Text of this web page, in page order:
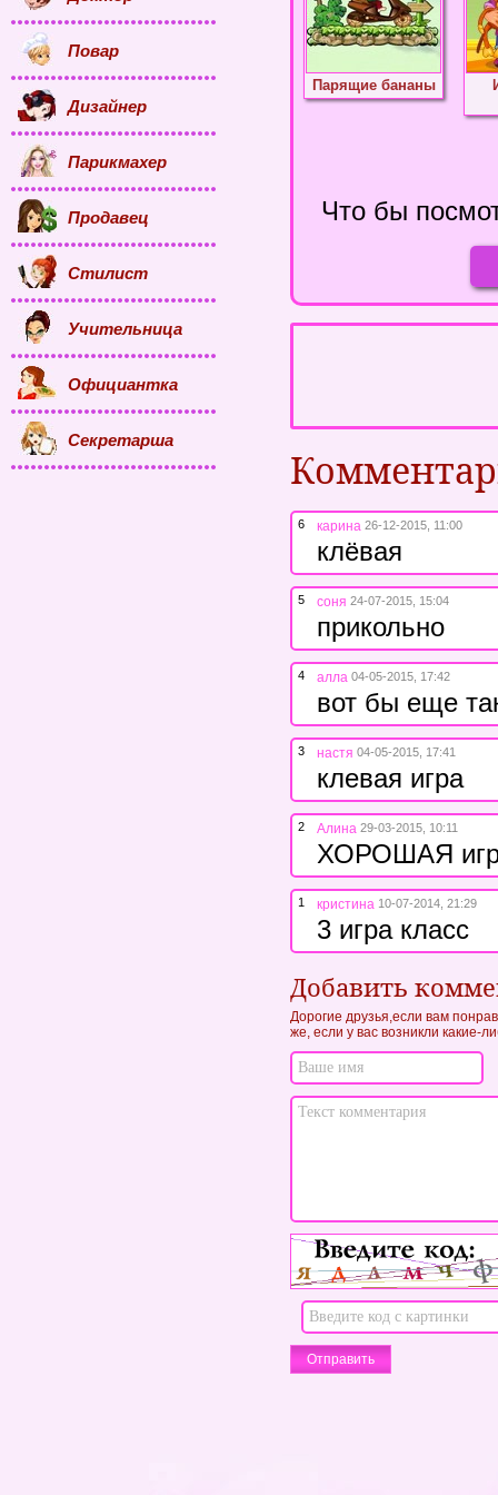
Парящие бананы
Что бы
6 карина 26-12-2015, 11:00
клёвая
5 соня 24-07-2015, 15:04
прикольно
4 алла 04-05-2015, 17:42
вот бы еще
3 настя 04-05-2015, 17:41
клевая игра
2 Алина 29-03-2015, 10:11
ХОРОШАЯ
1 кристина 10-07-2014, 21:29
3 игра класс
Добавить
Дорогие друзья,если вам
же, если у вас возникли какие-
Повар
Дизайнер
Парикмахер
Продавец
Стилист
Учительница
Официантка
Секретарша